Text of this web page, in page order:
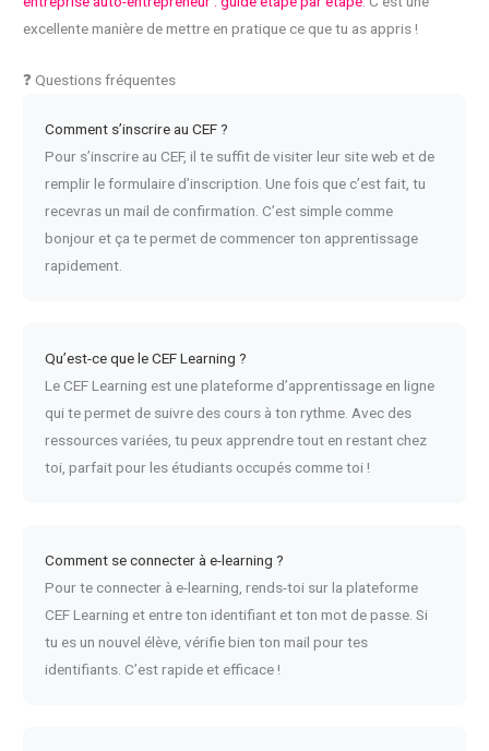
excellente manière de mettre en pratique ce que tu as appris !
❓ Questions fréquentes
Comment s’inscrire au CEF ?
Pour s’inscrire au CEF, il te suffit de visiter leur site web et de
remplir le formulaire d’inscription. Une fois que c’est fait, tu
recevras un mail de confirmation. C’est simple comme
bonjour et ça te permet de commencer ton apprentissage
rapidement.
Qu’est-ce que le CEF Learning ?
Le CEF Learning est une plateforme d’apprentissage en ligne
qui te permet de suivre des cours à ton rythme. Avec des
ressources variées, tu peux apprendre tout en restant chez
toi, parfait pour les étudiants occupés comme toi !
Comment se connecter à e-learning ?
Pour te connecter à e-learning, rends-toi sur la plateforme
CEF Learning et entre ton identifiant et ton mot de passe. Si
tu es un nouvel élève, vérifie bien ton mail pour tes
identifiants. C’est rapide et efficace !